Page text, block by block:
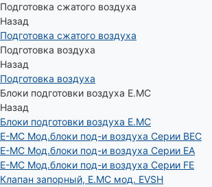
Подготовка сжатого воздуха
Назад
Подготовка сжатого воздуха
Подготовка воздуха
Назад
Подготовка воздуха
Блоки подготовки воздуха E.MC
Назад
Блоки подготовки воздуха E.MC
E-MC Мод.блоки под-и воздуха Серии BEC
E-MC Мод.блоки под-и воздуха Серии EA
E-MC Мод.блоки под-и воздуха Серии FE
Клапан запорный, E.MC мод. EVSH